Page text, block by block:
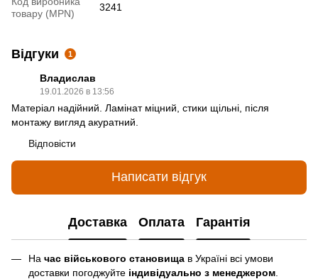
товару (MPN)
3241
Відгуки 1
Владислав
19.01.2026 в 13:56
Матеріал надійний. Ламінат міцний, стики щільні, після
монтажу вигляд акуратний.
Відповісти
Написати відгук
Доставка Оплата Гарантія
На час військового становища в Україні всі умови
доставки погоджуйте індивідуально з менеджером